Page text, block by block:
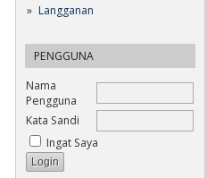
Langganan
PENGGUNA
Nama
Pengguna
Kata Sandi
Ingat Saya